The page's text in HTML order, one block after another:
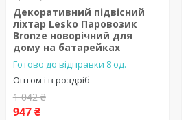
Декоративний підвісний
ліхтар Lesko Паровозик
Bronze новорічний для
дому на батарейках
Готово до відправки 8 од.
Оптом і в роздріб
1 042 ₴
947 ₴